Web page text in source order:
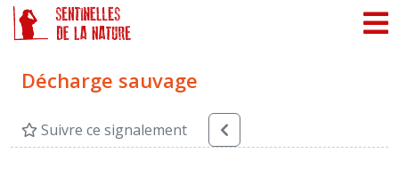
Décharge sauvage
Suivre ce signalement
Panneau de gestion des cookies